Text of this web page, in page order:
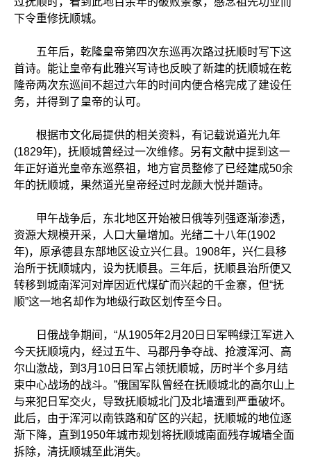
下令重修抚顺城。
五年后，乾隆皇帝第四次东巡再次路过抚顺时写下这
首诗。能让皇帝有此雅兴写诗也反映了新建的抚顺城在乾
隆帝两次东巡间不超过六年的时间内便合格完成了建设任
务，并得到了皇帝的认可。
根据市文化局提供的相关资料，有记载说道光九年
(1829年)，抚顺城曾经过一次维修。另有文献中提到这一
年正好道光皇帝东巡祭祖，地方官员整修了已经建成50余
年的抚顺城，果然道光皇帝经过时龙颜大悦并题诗。
甲午战争后，东北地区开始被日俄等列强逐渐渗透，
资源大规模开采，人口大量增加。光绪二十八年(1902
年)，原承德县东部地区设立兴仁县。1908年，兴仁县移
治所于抚顺城内，设为抚顺县。三年后，抚顺县治所便又
转移到城南浑河对岸因近代煤矿而兴起的千金寨，但“抚
顺”这一地名却作为地级行政区划传至今日。
日俄战争期间，“从1905年2月20日日军鸭绿江军进入
今天抚顺境内，经过五牛、马郡丹争夺战、抢渡浑河、高
尔山激战，到3月10日日军占领抚顺城，历时半个多月结
束中心战场的战斗。”俄国军队曾经在抚顺城北的高尔山上
与来犯日军交火，导致抚顺城北门及北墙遭到严重破坏。
此后，由于浑河以南铁路和矿区的兴起，抚顺城的地位逐
渐下降，直到1950年城市规划将抚顺城南面残存城墙全面
拆除，清抚顺城至此消失。